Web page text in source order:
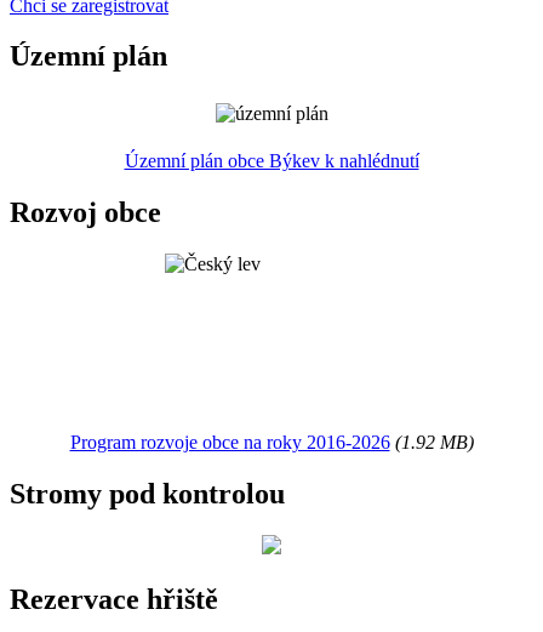
Chci se zaregistrovat
Územní plán
Územní plán obce Býkev k nahlédnutí
Rozvoj obce
Program rozvoje obce na roky 2016-2026(1.92 MB)
Stromy pod kontrolou
Rezervace hřiště